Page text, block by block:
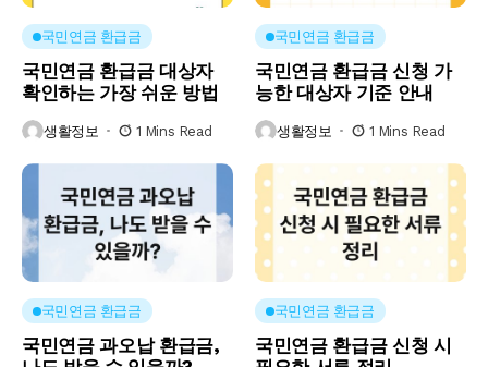
국민연금 환급금
국민연금 환급금 대상자
확인하는 가장 쉬운 방법
생활정보 1 Mins Read
국민연금 환급금
국민연금 환급금 신청 가
능한 대상자 기준 안내
생활정보 1 Mins Read
국민연금 환급금
국민연금 과오납 환급금,
국민연금 환급금
국민연금 환급금 신청 시